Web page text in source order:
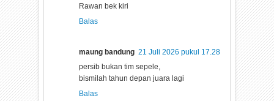
Rawan bek kiri
Balas
maung bandung 21 Juli 2026 pukul 17.28
persib bukan tim sepele,
bismilah tahun depan juara lagi
Balas